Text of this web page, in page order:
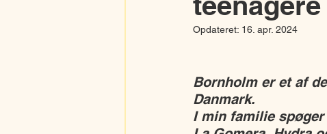
Opdateret: 16. apr. 2024
Bornholm er et af
Danmark.
I min familie